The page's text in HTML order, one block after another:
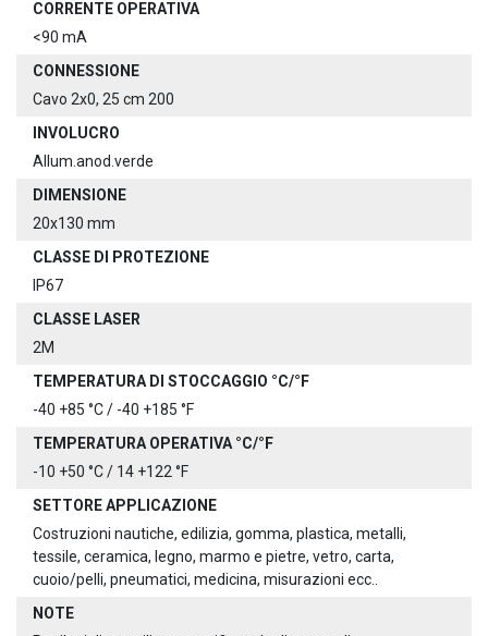
CORRENTE OPERATIVA
<90 mA
CONNESSIONE
Cavo 2x0, 25 cm 200
INVOLUCRO
Allum.anod.verde
DIMENSIONE
20x130 mm
CLASSE DI PROTEZIONE
IP67
CLASSE LASER
2M
TEMPERATURA DI STOCCAGGIO °C/°F
-40 +85 °C / -40 +185 °F
TEMPERATURA OPERATIVA °C/°F
-10 +50 °C / 14 +122 °F
SETTORE APPLICAZIONE
Costruzioni nautiche, edilizia, gomma, plastica, metalli,
tessile, ceramica, legno, marmo e pietre, vetro, carta,
cuoio/pelli, pneumatici, medicina, misurazioni ecc..
NOTE